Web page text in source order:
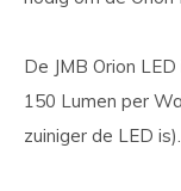
De JMB Orion
150 Lumen per
zuiniger de LED is).